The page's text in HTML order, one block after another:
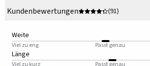
Kundenbewertungen
(91)
Weite
Viel zu eng Passt genau
Länge